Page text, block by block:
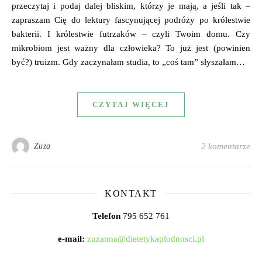
przeczytaj i podaj dalej bliskim, którzy je mają, a jeśli tak –
zapraszam Cię do lektury fascynującej podróży po królestwie
bakterii. I królestwie futrzaków – czyli Twoim domu. Czy
mikrobiom jest ważny dla człowieka? To już jest (powinien
być?) truizm. Gdy zaczynałam studia, to „coś tam” słyszałam…
CZYTAJ WIĘCEJ
Zuza 2 komentarze
KONTAKT
Telefon 795 652 761
e-mail: zuzanna@dietetykaplodnosci.pl